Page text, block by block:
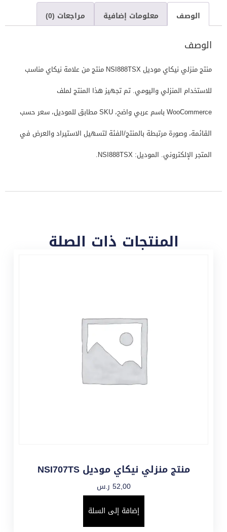
الوصف معلومات إضافية مراجعات (0)
الوصف
منتج منزلي نيكاي موديل NSI888TSX منتج من علامة نيكاي مناسب
للاستخدام المنزلي واليومي. تم تجهيز هذا المنتج لملف
WooCommerce باسم عربي واضح، SKU مطابق للموديل، سعر حسب
القائمة، وصورة مرتبطة بالمنتج/الفئة لتسهيل الاستيراد والعرض في
المتجر الإلكتروني. الموديل: NSI888TSX.
المنتجات ذات الصلة
منتج منزلي نيكاي موديل NSI707TS
52,00 ر.س
إضافة إلى السلة